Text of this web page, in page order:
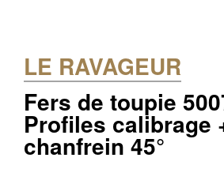
LE RAVAGEUR
Fers de toupie
Profiles calibrage
chanfrein 45°